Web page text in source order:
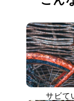
サビて